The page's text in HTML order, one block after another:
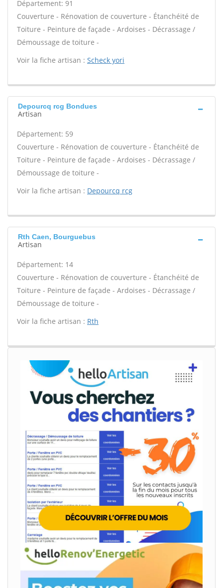
Département: 91
Couverture - Rénovation de couverture - Étanchéité de
Toiture - Peinture de façade - Ardoises - Décrassage /
Démoussage de toiture -
Voir la fiche artisan : Scheck yori
Depourcq rcg Bondues
Artisan
Département: 59
Couverture - Rénovation de couverture - Étanchéité de
Toiture - Peinture de façade - Ardoises - Décrassage /
Démoussage de toiture -
Voir la fiche artisan : Depourcq rcg
Rth Caen, Bourguebus
Artisan
Département: 14
Couverture - Rénovation de couverture - Étanchéité de
Toiture - Peinture de façade - Ardoises - Décrassage /
Démoussage de toiture -
Voir la fiche artisan : Rth